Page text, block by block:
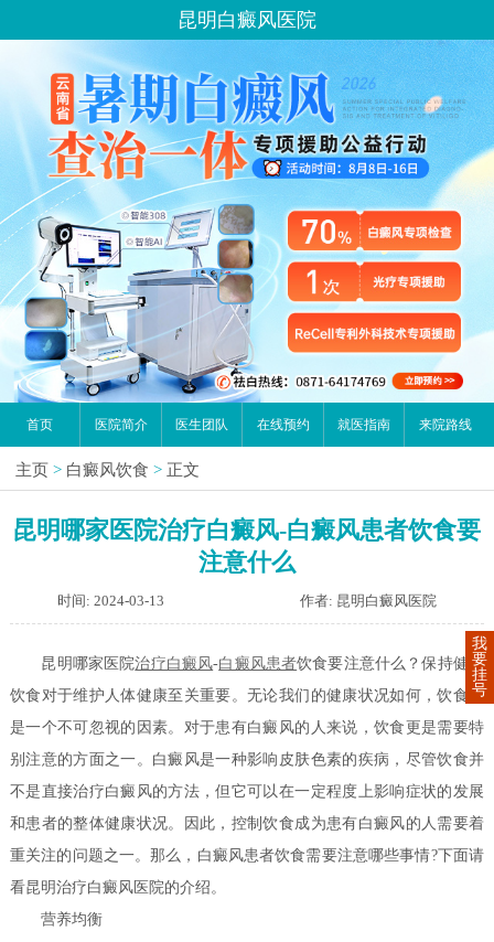
昆明白癜风医院
首页 医院简介 医生团队 在线预约 就医指南 来院路线
主页 > 白癜风饮食 > 正文
昆明哪家医院治疗白癜风-白癜风患者饮食要
注意什么
时间: 2024-03-13 作者: 昆明白癜风医院
昆明哪家医院治疗白癜风-白癜风患者饮食要注意什么？保持健康
饮食对于维护人体健康至关重要。无论我们的健康状况如何，饮食都
是一个不可忽视的因素。对于患有白癜风的人来说，饮食更是需要特
别注意的方面之一。白癜风是一种影响皮肤色素的疾病，尽管饮食并
不是直接治疗白癜风的方法，但它可以在一定程度上影响症状的发展
和患者的整体健康状况。因此，控制饮食成为患有白癜风的人需要着
重关注的问题之一。那么，白癜风患者饮食需要注意哪些事情?下面请
看昆明治疗白癜风医院的介绍。
营养均衡
我
要
挂
号